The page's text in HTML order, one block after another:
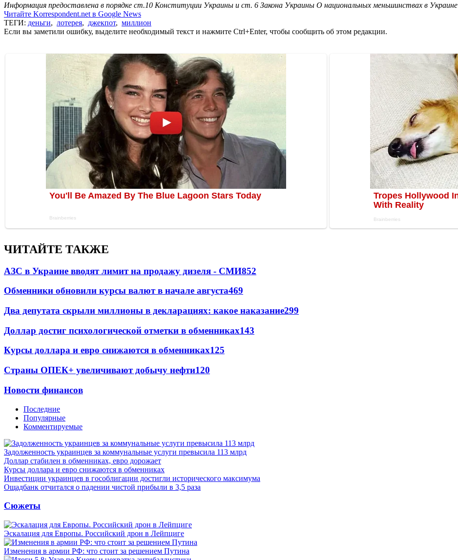
Информация предоставлена в порядке ст.10 Конституции Украины и ст. 6 Закона Украины О национальных меньшинствах в Украине
Читайте Korrespondent.net в Google News
ТЕГИ: деньги, лотерея, джекпот, миллион
Если вы заметили ошибку, выделите необходимый текст и нажмите Ctrl+Enter, чтобы сообщить об этом редакции.
ЧИТАЙТЕ ТАКЖЕ
АЗС в Украине вводят лимит на продажу дизеля - СМИ852
Обменники обновили курсы валют в начале августа469
Два депутата скрыли миллионы в декларациях: какое наказание299
Доллар достиг психологической отметки в обменниках143
Курсы доллара и евро снижаются в обменниках125
Страны ОПЕК+ увеличивают добычу нефти120
Новости финансов
Последние
Популярные
Комментируемые
Задолженность украинцев за коммунальные услуги превысила 113 млрд
Доллар стабилен в обменниках, евро дорожает
Курсы доллара и евро снижаются в обменниках
Инвестиции украинцев в гособлигации достигли исторического максимума
Ощадбанк отчитался о падении чистой прибыли в 3,5 раза
Сюжеты
Эскалация для Европы. Российский дрон в Лейпциге
Изменения в армии РФ: что стоит за решением Путина